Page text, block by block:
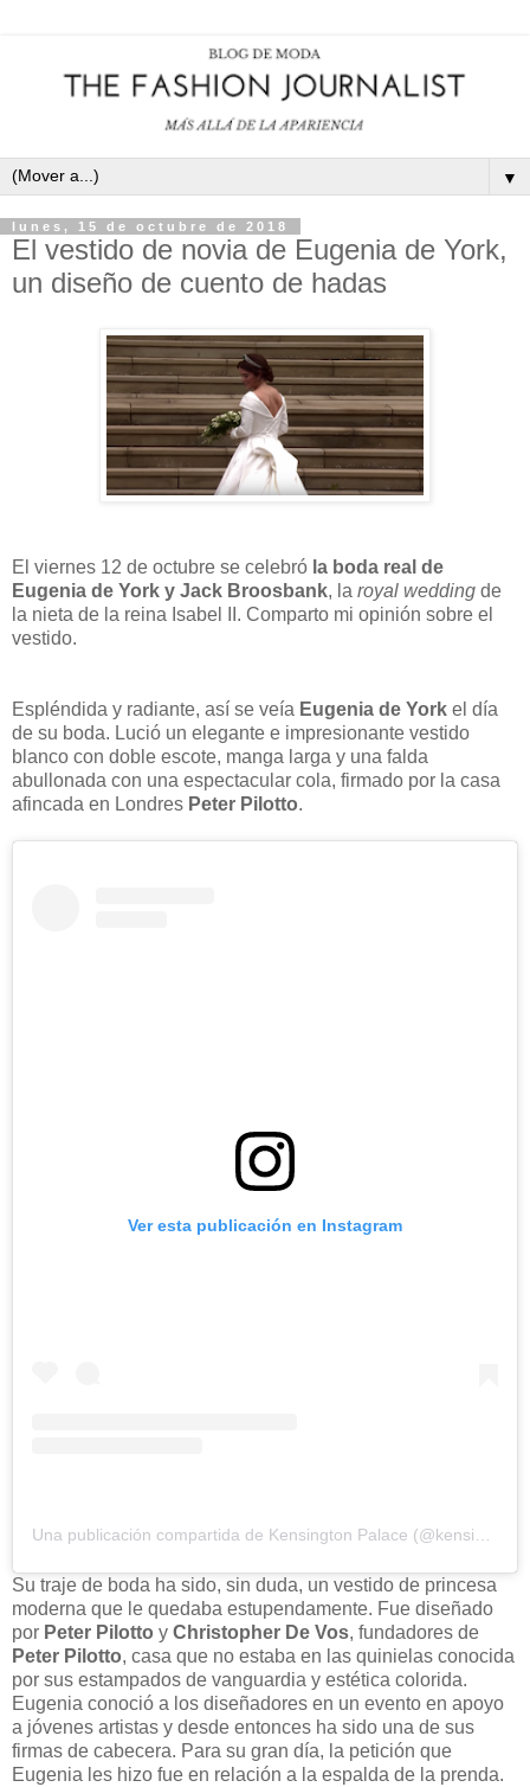
▼
lunes, 15 de octubre de 2018
El vestido de novia de Eugenia de York,
un diseño de cuento de hadas
El viernes 12 de octubre se celebró la boda real de
Eugenia de York y Jack Broosbank, la royal wedding de
la nieta de la reina Isabel II. Comparto mi opinión sobre el
vestido.
Espléndida y radiante, así se veía Eugenia de York el día
de su boda. Lució un elegante e impresionante vestido
blanco con doble escote, manga larga y una falda
abullonada con una espectacular cola, firmado por la casa
afincada en Londres Peter Pilotto.
Ver esta publicación en Instagram
Una publicación compartida de Kensington Palace (@kensingtonroyal)
Su traje de boda ha sido, sin duda, un vestido de princesa
moderna que le quedaba estupendamente. Fue diseñado
por Peter Pilotto y Christopher De Vos, fundadores de
Peter Pilotto, casa que no estaba en las quinielas conocida
por sus estampados de vanguardia y estética colorida.
Eugenia conoció a los diseñadores en un evento en apoyo
a jóvenes artistas y desde entonces ha sido una de sus
firmas de cabecera. Para su gran día, la petición que
Eugenia les hizo fue en relación a la espalda de la prenda.